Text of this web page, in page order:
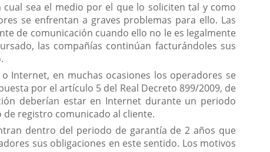
sea el medio por el que lo soliciten tal y como
se enfrentan a graves problemas para ello. Las
de comunicación cuando ello no le es legalmente
las compañías continúan facturándoles sus
Internet, en muchas ocasiones los operadores se
por el artículo 5 del Real Decreto 899/2009, de
deberían estar en Internet durante un periodo
de registro comunicado al cliente.
dentro del periodo de garantía de 2 años que
sus obligaciones en este sentido. Los motivos